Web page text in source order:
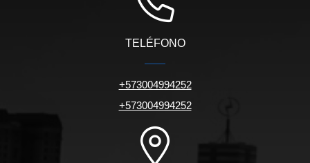
TELÉFONO
+573004994252
+573004994252